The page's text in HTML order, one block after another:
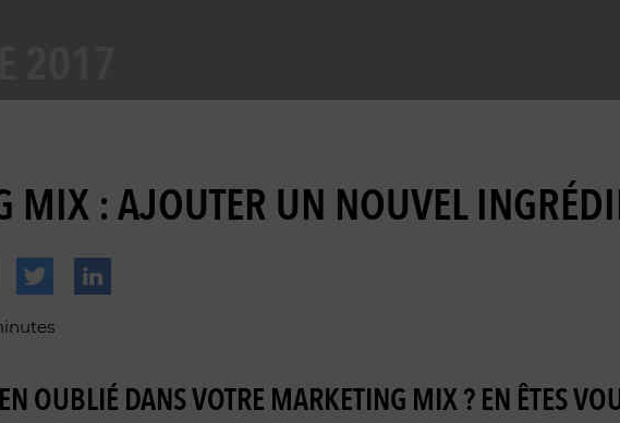
MIX : AJOUTER UN NOUVEL
OUBLIÉ DANS VOTRE MARKETING MIX ? EN ÊTES